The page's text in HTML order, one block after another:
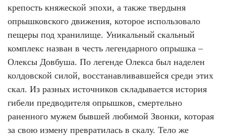
крепость княжеской эпохи, а также твердыня
опрышковского движения, которое использовало
пещеры под хранилище. Уникальный скальный
комплекс назван в честь легендарного опрышка –
Олексы Довбуша. По легенде Олекса был наделен
колдовской силой, восстанавливавшейся среди этих
скал. Из разных источников складывается история
гибели предводителя опрышков, смертельно
раненного мужем бывшей любимой Звонки, которая
за свою измену превратилась в скалу. Тело же